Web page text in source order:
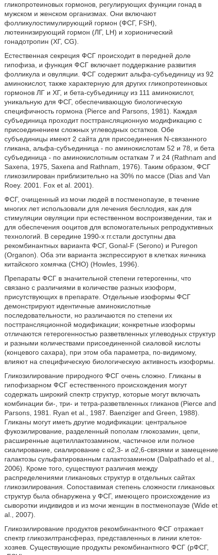
гликопротеиновых гормонов, регулирующих функции гонад в
мужском и женском организмах. Они включают
фолликулостимулирующий гормон (ФСГ, FSH),
лютеинизирующий гормон (ЛГ, LH) и хорионический
гонадотропин (ХГ, CG).
Естественная секреция ФСГ происходит в передней доле
гипофиза, и функция ФСГ включает поддержание развития
фолликула и овуляции. ФСГ содержит альфа-субъединицу из 92
аминокислот, также характерную для других гликопротеиновых
гормонов ЛГ и ХГ, и бета-субъединицу из 111 аминокислот,
уникальную для ФСГ, обеспечивающую биологическую
специфичность гормона (Pierce and Parsons, 1981). Каждая
субъединица проходит посттрансляционную модификацию с
присоединением сложных углеводных остатков. Обе
субъединицы имеют 2 сайта для присоединения N-связанного
гликана, альфа-субъединица - по аминокислотам 52 и 78, и бета
субъединица - по аминокислотным остаткам 7 и 24 (Rathnam and
Saxena, 1975, Saxena and Rathnam, 1976). Таким образом, ФСГ
гликозилирован приблизительно на 30% по массе (Dias and Van
Roey. 2001. Fox et al. 2001).
ФСГ, очищенный из мочи людей в постменопаузе, в течение
многих лет использовали для лечения бесплодия, как для
стимуляции овуляции при естественном воспроизведении, так и
для обеспечения ооцитов для вспомогательных репродуктивных
технологий. В середине 1990-х гг.стали доступны два
рекомбинантных варианта ФСГ, Gonal-F (Serono) и Puregon
(Organon). Оба эти варианта экспрессируют в клетках яичника
китайского хомячка (СНО) (Howles, 1996).
Препараты ФСГ в значительной степени гетерогенны, что
связано с различиями в количестве разных изоформ,
присутствующих в препарате. Отдельные изоформы ФСГ
демонстрируют идентичные аминокислотные
последовательности, но различаются по степени их
посттрансляционной модификации; конкретные изоформы
отличаются гетерогенностью разветвленных углеводных структур
и разными количествами присоединенной сиаловой кислоты
(концевого сахара), при этом оба параметра, по-видимому,
влияют на специфическую биологическую активность изоформы.
Гликозилирование природного ФСГ очень сложно. Гликаны в
гипофизарном ФСГ естественного происхождения могут
содержать широкий спектр структур, которые могут включать
комбинации би-, три- и тетра-разветвленных гликанов (Pierce and
Parsons, 1981. Ryan et al., 1987. Baenziger and Green, 1988).
Гликаны могут иметь другие модификации: центральное
фукозилирование, разделенный пополам глюкозамин, цепи,
расширенные ацетиллактозамином, частичное или полное
сиалирование, сиалирование с α2,3- и α2,6-связями и замещение
галактозы сульфатированным галактозамином (Dalpathado et al.,
2006). Кроме того, существуют различия между
распределениями гликановых структур в отдельных сайтах
гликозилирования. Сопоставимая степень сложности гликановых
структур была обнаружена у ФСГ, имеющего происхождение из
сыворотки индивидов и из мочи женщин в постменопаузе (Wide et
al., 2007).
Гликозилирование продуктов рекомбинантного ФСГ отражает
спектр гликозилтрансфераз, представленных в линии клеток-
хозяев. Существующие продукты рекомбинантного ФСГ (рФСГ,